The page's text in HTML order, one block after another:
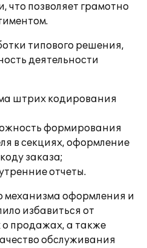
что позволяет грамотно
типового решения,
деятельности
штрих кодирования
формирования
в секциях, оформление
заказа;
отчеты.
механизма оформления и
избавиться от
продажах, а также
обслуживания